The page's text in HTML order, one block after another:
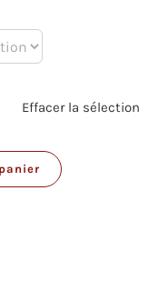
Effacer la sélection